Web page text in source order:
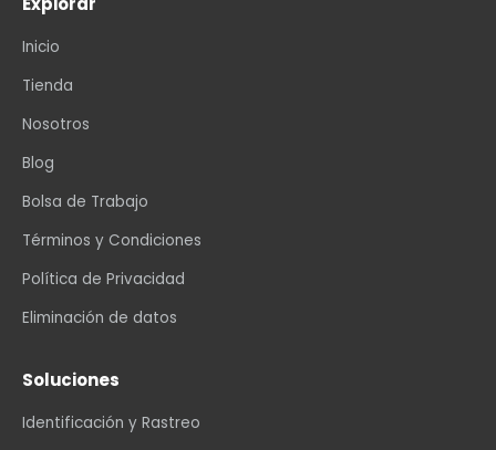
Inicio
Tienda
Nosotros
Blog
Bolsa de Trabajo
Términos y Condiciones
Política de Privacidad
Eliminación de datos
Soluciones
Identificación y Rastreo